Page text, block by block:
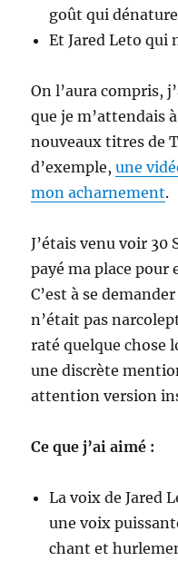
goût qui
Et Jared Leto qui
On l’aura compris,
que je m’attendais
nouveaux titres de
d’exemple,une
mon acharnement.
J’étais venu voir 30
payé ma place
C’est à se
n’était pas
raté quelque chose
une discrète
attention version
Ce que j’ai aimé :
La voix de Jared
une voix
chant et